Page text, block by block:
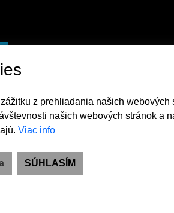
419/24, 90001, Modra
708 707
z prehliadania našich webových
našich webových stránok a
Viac info
SÚHLASÍM